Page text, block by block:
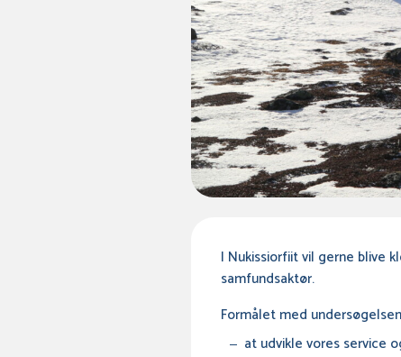
I Nukissiorfiit vil gerne blive
samfundsaktør.
Formålet med
at udvikle vores service